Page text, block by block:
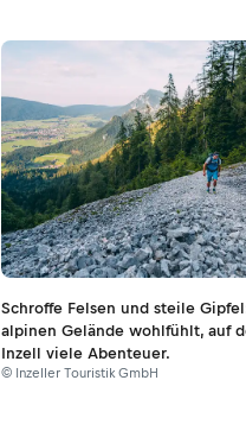
Schroffe Felsen und steile
alpinen Gelände wohlfühlt, auf
Inzell viele Abenteuer.
© Inzeller Touristik GmbH